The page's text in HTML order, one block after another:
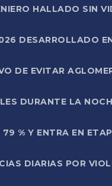
HALLADO SIN
DESARROLLADO
DE EVITAR
DURANTE LA
% Y ENTRA EN
DIARIAS POR